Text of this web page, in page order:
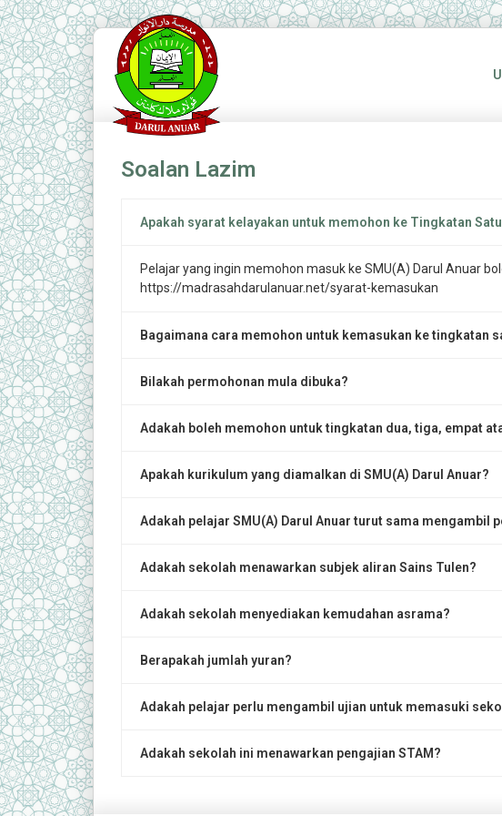
Soalan Lazim
Apakah syarat kelayakan untuk memohon ke Tingkatan
Pelajar yang ingin memohon masuk ke SMU(A) Darul Anuar
https://madrasahdarulanuar.net/syarat-kemasukan
Bagaimana cara memohon untuk kemasukan ke tingkatan
Bilakah permohonan mula dibuka?
Adakah boleh memohon untuk tingkatan dua, tiga, empat
Apakah kurikulum yang diamalkan di SMU(A) Darul Anuar?
Adakah pelajar SMU(A) Darul Anuar turut sama mengambil
Adakah sekolah menawarkan subjek aliran Sains Tulen?
Adakah sekolah menyediakan kemudahan asrama?
Berapakah jumlah yuran?
Adakah pelajar perlu mengambil ujian untuk memasuki
Adakah sekolah ini menawarkan pengajian STAM?